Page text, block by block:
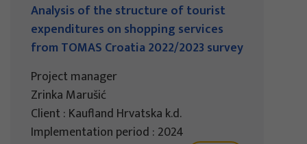
Analysis of the structure of tourist
expenditures on shopping services
from TOMAS Croatia 2022/2023 survey
Project manager
Zrinka Marušić
Client : Kaufland Hrvatska k.d.
Implementation period : 2024